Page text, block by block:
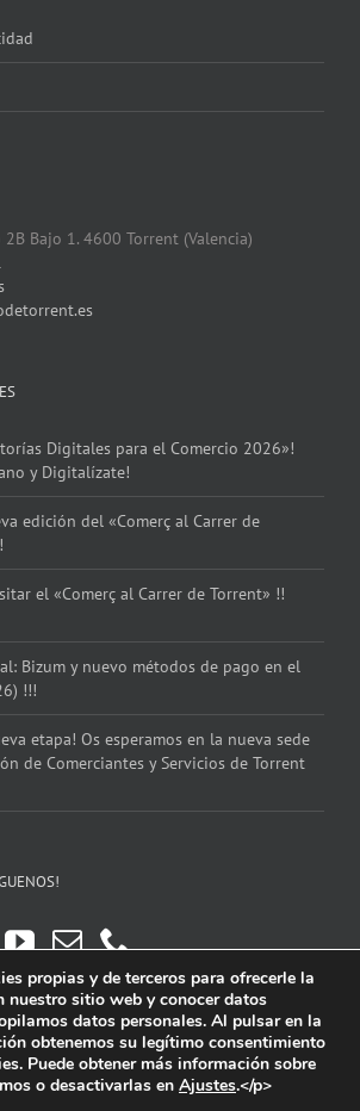
2B Bajo 1. 4600 Torrent (Valencia)
Digitales para el Comercio 2026»!
y Digitalízate!
edición del «Comerç al Carrer de
el «Comerç al Carrer de Torrent» !!
Bizum y nuevo métodos de pago en el
!!!
etapa! Os esperamos en la nueva sede
de Comerciantes y Servicios de Torrent
propias y de terceros para ofrecerle la
nuestro sitio web y conocer datos
datos personales. Al pulsar en la
obtenemos su legítimo consentimiento
Puede obtener más información sobre
o desactivarlas en Ajustes.</p>